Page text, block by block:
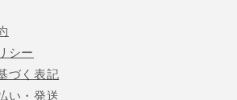
シー
づく表記
い・発送